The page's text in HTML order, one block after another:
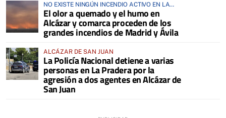
NO EXISTE NINGÚN INCENDIO ACTIVO EN LA
COMARCA
El olor a quemado y el humo en
Alcázar y comarca proceden de los
grandes incendios de Madrid y Ávila
ALCÁZAR DE SAN JUAN
La Policía Nacional detiene a varias
personas en La Pradera por la
agresión a dos agentes en Alcázar de
San Juan